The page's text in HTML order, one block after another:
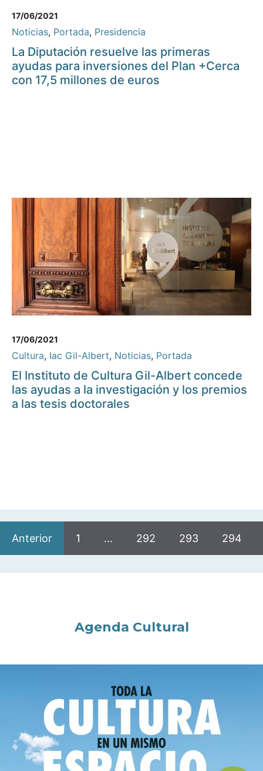
17/06/2021
Noticias, Portada, Presidencia
La Diputación resuelve las primeras
ayudas para inversiones del Plan +Cerca
con 17,5 millones de euros
17/06/2021
Cultura, Iac Gil-Albert, Noticias, Portada
El Instituto de Cultura Gil-Albert concede
las ayudas a la investigación y los premios
a las tesis doctorales
Anterior 1 … 292 293 294
Agenda Cultural